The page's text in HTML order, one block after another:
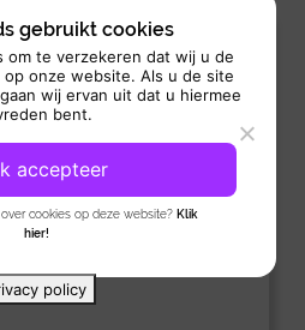
wall
Nieuw
gebruikt cookies
om te verzekeren dat wij u de
onze website. Als u de site
wij ervan uit dat u hiermee
bent.
cookies op deze website? Klik
hier!
accepteer
policy